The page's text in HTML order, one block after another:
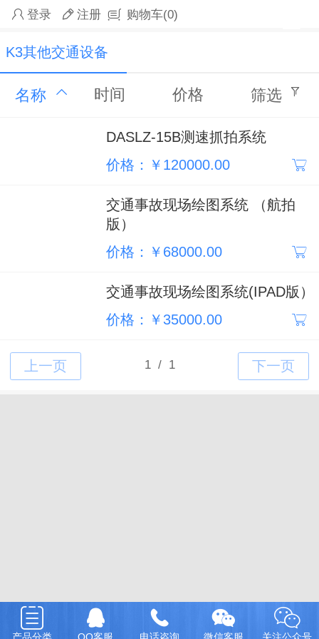
登录 注册 购物车(0)
K3其他交通设备
名称 时间 价格 筛选
DASLZ-15B测速抓拍系统
价格：￥120000.00
交通事故现场绘图系统 （航拍
版）
价格：￥68000.00
交通事故现场绘图系统(IPAD版）
价格：￥35000.00